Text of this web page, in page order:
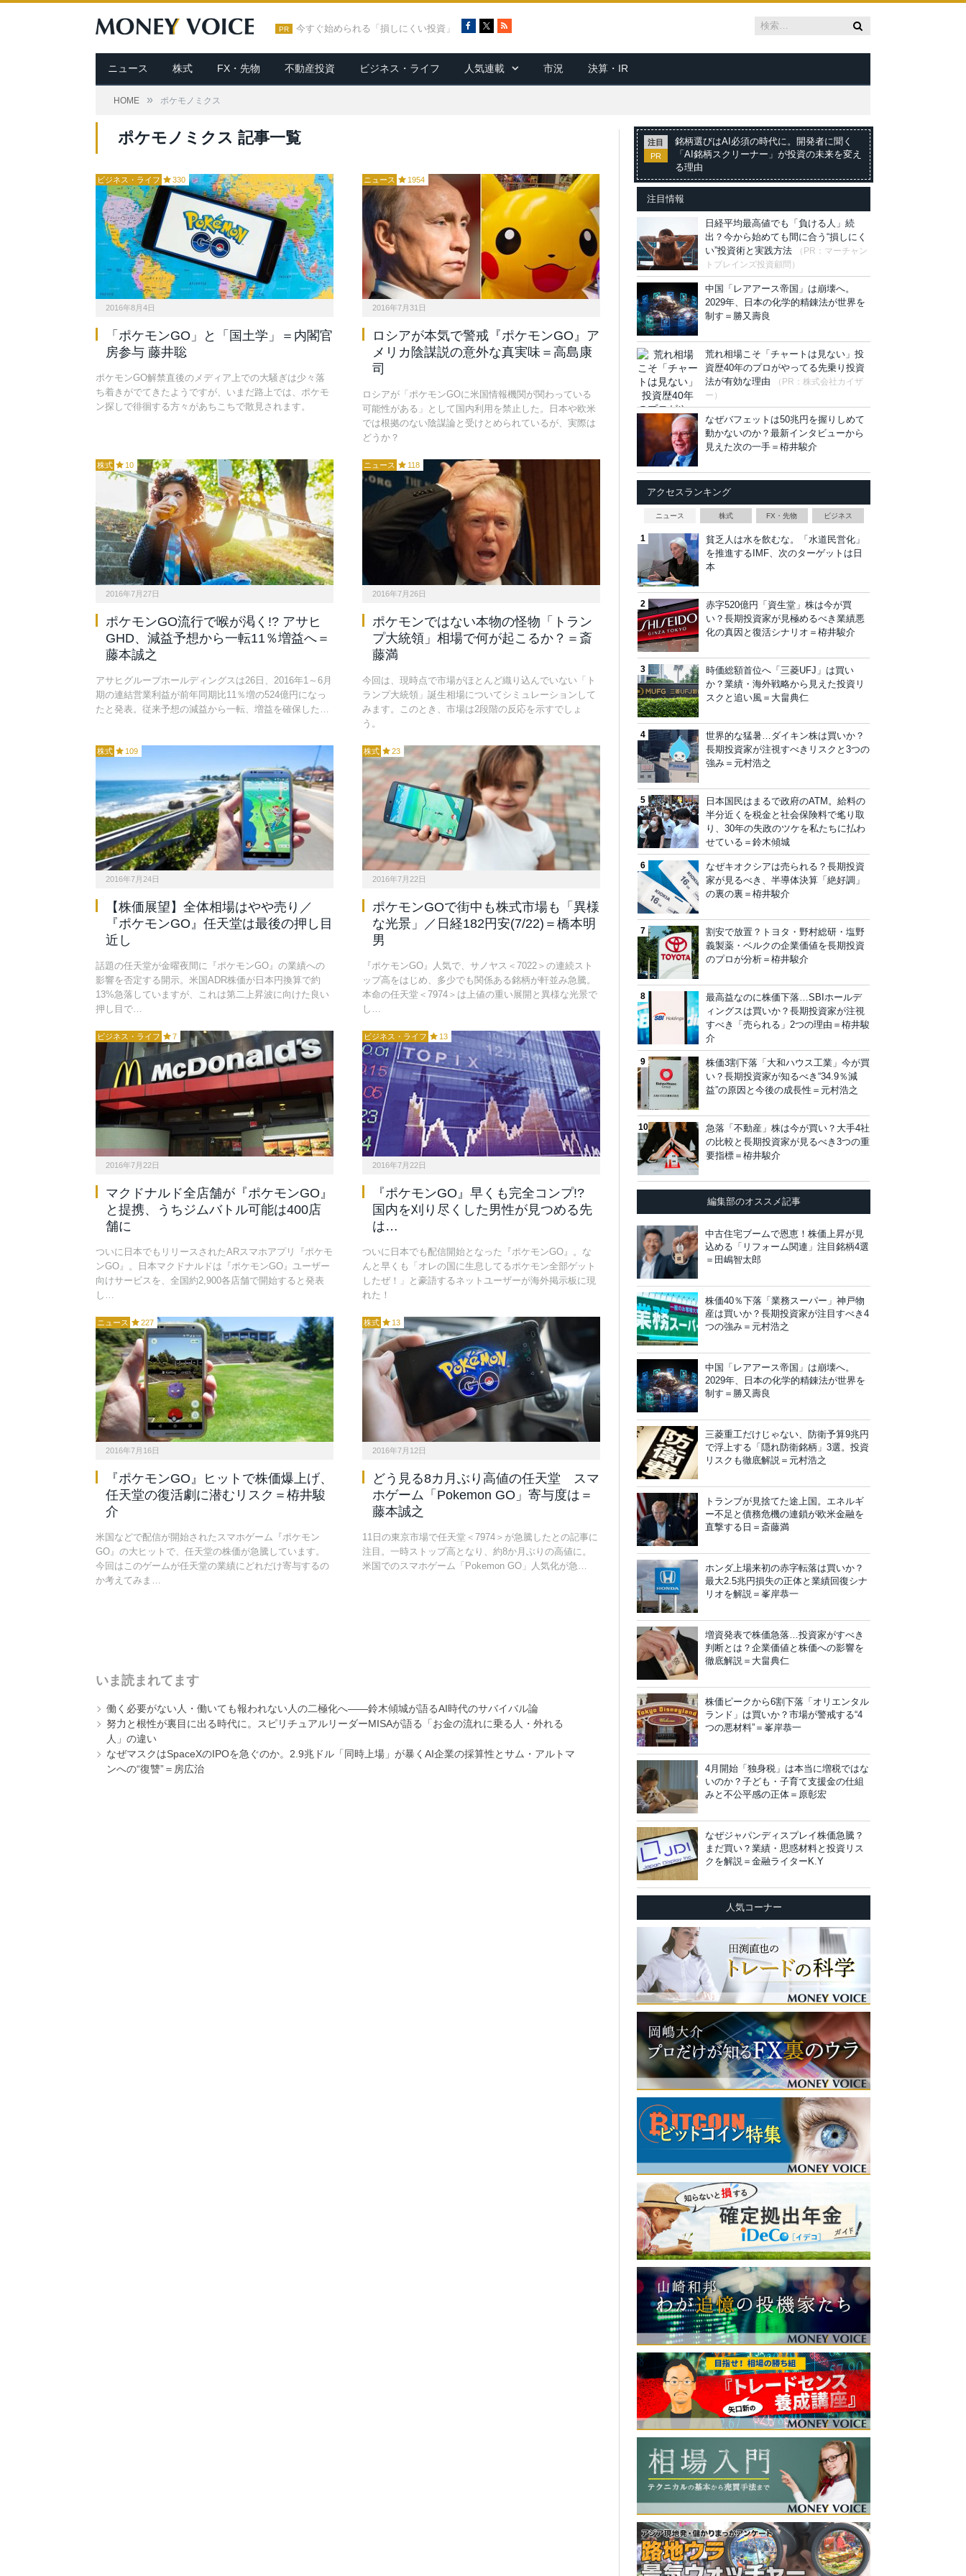
PR 今すぐ始められる「損しにくい投資」
c
e
b
R
S
ニュース 株式 FX・先物 不動産投資 ビジネス・ライフ 人気連載 市況 決算・IR
HOME » ポケモノミクス
ポケモノミクス 記事一覧
ビジネス・ライフ 330
2016年8月4日
「ポケモンGO」と「国土学」＝内閣官
房参与 藤井聡
ポケモンGO解禁直後のメディア上での大騒ぎは少々落
ち着きがでてきたようですが、いまだ路上では、ポケモ
ン探しで徘徊する方々があちこちで散見されます。
ニュース 1954
2016年7月31日
ロシアが本気で警戒『ポケモンGO』ア
メリカ陰謀説の意外な真実味＝高島康
司
ロシアが「ポケモンGOに米国情報機関が関わっている
可能性がある」として国内利用を禁止した。日本や欧米
では根拠のない陰謀論と受けとめられているが、実際は
どうか？
株式 10
2016年7月27日
ポケモンGO流行で喉が渇く!? アサヒ
GHD、減益予想から一転11％増益へ＝
藤本誠之
アサヒグループホールディングスは26日、2016年1～6月
期の連結営業利益が前年同期比11％増の524億円になっ
たと発表。従来予想の減益から一転、増益を確保した…
ニュース 118
2016年7月26日
ポケモンではない本物の怪物「トラン
プ大統領」相場で何が起こるか？＝斎
藤満
今回は、現時点で市場がほとんど織り込んでいない「ト
ランプ大統領」誕生相場についてシミュレーションして
みます。このとき、市場は2段階の反応を示すでしょ
う。
株式 109
2016年7月24日
【株価展望】全体相場はやや売り／
『ポケモンGO』任天堂は最後の押し目
近し
話題の任天堂が金曜夜間に『ポケモンGO』の業績への
影響を否定する開示。米国ADR株価が日本円換算で約
13%急落していますが、これは第二上昇波に向けた良い
押し目で…
株式 23
2016年7月22日
ポケモンGOで街中も株式市場も「異様
な光景」／日経182円安(7/22)＝橋本明
男
『ポケモンGO』人気で、サノヤス＜7022＞の連続スト
ップ高をはじめ、多少でも関係ある銘柄が軒並み急騰。
本命の任天堂＜7974＞は上値の重い展開と異様な光景で
し…
ビジネス・ライフ 7
2016年7月22日
マクドナルド全店舗が『ポケモンGO』
と提携、うちジムバトル可能は400店
舗に
ついに日本でもリリースされたARスマホアプリ『ポケモ
ンGO』。日本マクドナルドは『ポケモンGO』ユーザー
向けサービスを、全国約2,900各店舗で開始すると発表
し…
ビジネス・ライフ 13
2016年7月22日
『ポケモンGO』早くも完全コンプ!?
国内を刈り尽くした男性が見つめる先
は…
ついに日本でも配信開始となった『ポケモンGO』。な
んと早くも「オレの国に生息してるポケモン全部ゲット
したぜ！」と豪語するネットユーザーが海外掲示板に現
れた！
ニュース 227
2016年7月16日
『ポケモンGO』ヒットで株価爆上げ、
任天堂の復活劇に潜むリスク＝栫井駿
介
米国などで配信が開始されたスマホゲーム『ポケモン
GO』の大ヒットで、任天堂の株価が急騰しています。
今回はこのゲームが任天堂の業績にどれだけ寄与するの
か考えてみま…
株式 13
2016年7月12日
どう見る8カ月ぶり高値の任天堂 スマ
ホゲーム「Pokemon GO」寄与度は＝
藤本誠之
11日の東京市場で任天堂＜7974＞が急騰したとの記事に
注目。一時ストップ高となり、約8か月ぶりの高値に。
米国でのスマホゲーム「Pokemon GO」人気化が急…
いま読まれてます
働く必要がない人・働いても報われない人の二極化へ――鈴木傾城が語るAI時代のサバイバル論
努力と根性が裏目に出る時代に。スピリチュアルリーダーMISAが語る「お金の流れに乗る人・外れる
人」の違い
なぜマスクはSpaceXのIPOを急ぐのか。2.9兆ドル「同時上場」が暴くAI企業の採算性とサム・アルトマ
ンへの“復讐”＝房広治
注目
PR
銘柄選びはAI必須の時代に。開発者に聞く
「AI銘柄スクリーナー」が投資の未来を変え
る理由
注目情報
日経平均最高値でも「負ける人」続
出？今から始めても間に合う“損しにく
い”投資術と実践方法
（PR：マーチャン
トブレインズ投資顧問）
中国「レアアース帝国」は崩壊へ。
2029年、日本の化学的精錬法が世界を
制す＝勝又壽良
荒れ相場こそ「チャートは見ない」投
資歴40年のプロがやってる先乗り投資
法が有効な理由
（PR：株式会社カイザ
ー）
なぜバフェットは50兆円を握りしめて
動かないのか？最新インタビューから
見えた次の一手＝栫井駿介
アクセスランキング
ニュース 株式 FX・先物 ビジネス
貧乏人は水を飲むな。「水道民営化」
を推進するIMF、次のターゲットは日
本
赤字520億円「資生堂」株は今が買
い？長期投資家が見極めるべき業績悪
化の真因と復活シナリオ＝栫井駿介
時価総額首位へ「三菱UFJ」は買い
か？業績・海外戦略から見えた投資リ
スクと追い風＝大畠典仁
世界的な猛暑…ダイキン株は買いか？
長期投資家が注視すべきリスクと3つの
強み＝元村浩之
日本国民はまるで政府のATM。給料の
半分近くを税金と社会保険料で毟り取
り、30年の失政のツケを私たちに払わ
せている＝鈴木傾城
なぜキオクシアは売られる？長期投資
家が見るべき、半導体決算「絶好調」
の裏の裏＝栫井駿介
割安で放置？トヨタ・野村総研・塩野
義製薬・ベルクの企業価値を長期投資
のプロが分析＝栫井駿介
最高益なのに株価下落…SBIホールデ
ィングスは買いか？長期投資家が注視
すべき「売られる」2つの理由＝栫井駿
介
株価3割下落「大和ハウス工業」今が買
い？長期投資家が知るべき“34.9％減
益”の原因と今後の成長性＝元村浩之
急落「不動産」株は今が買い？大手4社
の比較と長期投資家が見るべき3つの重
要指標＝栫井駿介
編集部のオススメ記事
中古住宅ブームで恩恵！株価上昇が見
込める「リフォーム関連」注目銘柄4選
＝田嶋智太郎
株価40％下落「業務スーパー」神戸物
産は買いか？長期投資家が注目すべき4
つの強み＝元村浩之
中国「レアアース帝国」は崩壊へ。
2029年、日本の化学的精錬法が世界を
制す＝勝又壽良
三菱重工だけじゃない、防衛予算9兆円
で浮上する「隠れ防衛銘柄」3選。投資
リスクも徹底解説＝元村浩之
トランプが見捨てた途上国。エネルギ
ー不足と債務危機の連鎖が欧米金融を
直撃する日＝斎藤満
ホンダ上場来初の赤字転落は買いか？
最大2.5兆円損失の正体と業績回復シナ
リオを解説＝峯岸恭一
増資発表で株価急落…投資家がすべき
判断とは？企業価値と株価への影響を
徹底解説＝大畠典仁
株価ピークから6割下落「オリエンタル
ランド」は買いか？市場が警戒する“4
つの悪材料”＝峯岸恭一
4月開始「独身税」は本当に増税ではな
いのか？子ども・子育て支援金の仕組
みと不公平感の正体＝原彰宏
なぜジャパンディスプレイ株価急騰？
まだ買い？業績・思惑材料と投資リス
クを解説＝金融ライターK.Y
人気コーナー